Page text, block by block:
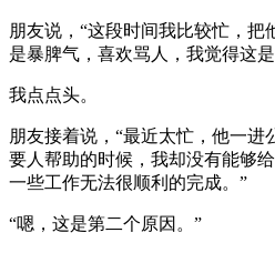
朋友说，“这段时间我比较忙，把
是暴脾气，喜欢骂人，我觉得这
我点点头。
朋友接着说，“最近太忙，他一进
要人帮助的时候，我却没有能够
一些工作无法很顺利的完成。”
“嗯，这是第二个原因。”